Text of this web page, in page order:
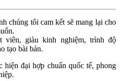
chúng tôi cam kết sẽ mang lại cho
viên, giàu kinh nghiệm, trình độ
tạo bài bản.
hiện đại hợp chuẩn quốc tế, phong